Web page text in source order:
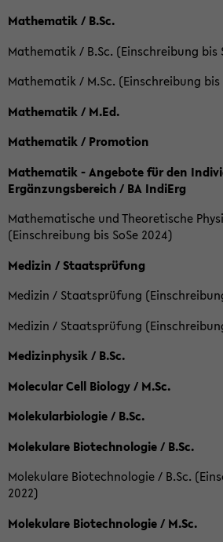
Mathematik / B.Sc.
Mathematik / B.Sc. (Einschreibung bis
Mathematik / M.Sc. (Einschreibung bis
Mathematik / M.Ed.
Mathematik / Promotion
Mathematik - Angebote für den
Ergänzungsbereich / BA IndiErg
Mathematische und Theoretische
(Einschreibung bis SoSe 2024)
Medizin / Staatsprüfung
Medizin / Staatsprüfung
Medizin / Staatsprüfung
Medizinphysik / B.Sc.
Molecular Cell Biology / M.Sc.
Molekularbiologie / B.Sc.
Molekulare Biotechnologie / B.Sc.
Molekulare Biotechnologie / B.Sc.
2022)
Molekulare Biotechnologie / M.Sc.